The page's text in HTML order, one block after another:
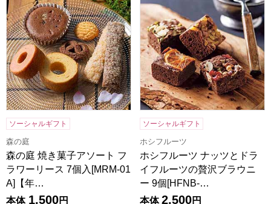
ソーシャルギフト
森の庭
森の庭 焼き菓子アソート フ
ラワーリース 7個入[MRM-01
A]【年…
本体 1,500円
ソーシャルギフト
ホシフルーツ
ホシフルーツ ナッツとドラ
イフルーツの贅沢ブラウニ
ー 9個[HFNB-…
本体 2,500円